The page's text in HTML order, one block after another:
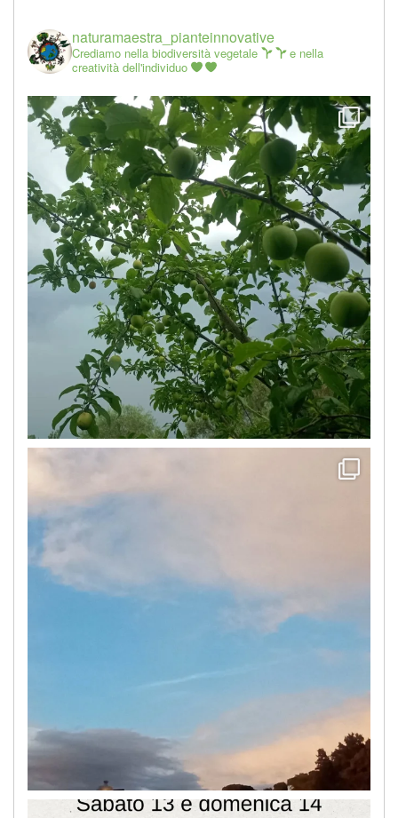
naturamaestra_pianteinnovative
Crediamo nella biodiversità vegetale
e nella
creatività dell'individuo